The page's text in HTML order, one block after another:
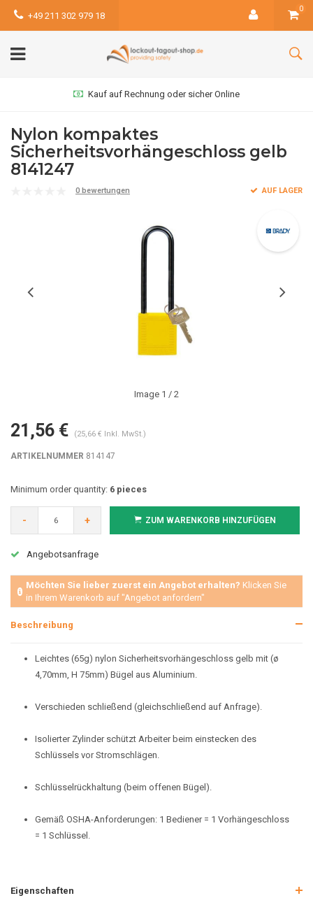
+49 211 302 979 18
0
Kauf auf Rechnung oder sicher Online
Nylon kompaktes
Sicherheitsvorhängeschloss gelb
8141247
0 bewertungen AUF LAGER
Image 1 / 2
21,56 € (25,66 € Inkl. MwSt.)
ARTIKELNUMMER 814147
Minimum order quantity: 6 pieces
- + ZUM WARENKORB HINZUFÜGEN
Angebotsanfrage
Möchten Sie lieber zuerst ein Angebot erhalten? Klicken Sie
in Ihrem Warenkorb auf "Angebot anfordern"
Beschreibung
Leichtes (65g) nylon Sicherheitsvorhängeschloss gelb mit (ø
4,70mm, H 75mm) Bügel aus Aluminium.
Verschieden schließend (gleichschließend auf Anfrage).
Isolierter Zylinder schützt Arbeiter beim einstecken des
Schlüssels vor Stromschlägen.
Schlüsselrückhaltung (beim offenen Bügel).
Gemäß OSHA-Anforderungen: 1 Bediener = 1 Vorhängeschloss
= 1 Schlüssel.
Eigenschaften